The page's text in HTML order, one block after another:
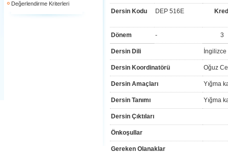
Değerlendirme Kriterleri
Dersin Kodu DEP 516E
Dönem - 3
Dersin Dili İngilizce
Dersin Koordinatörü Oğuz
Dersin Amaçları Yığma
Dersin Tanımı Yığma
Dersin Çıktıları
Önkoşullar
Gereken Olanaklar